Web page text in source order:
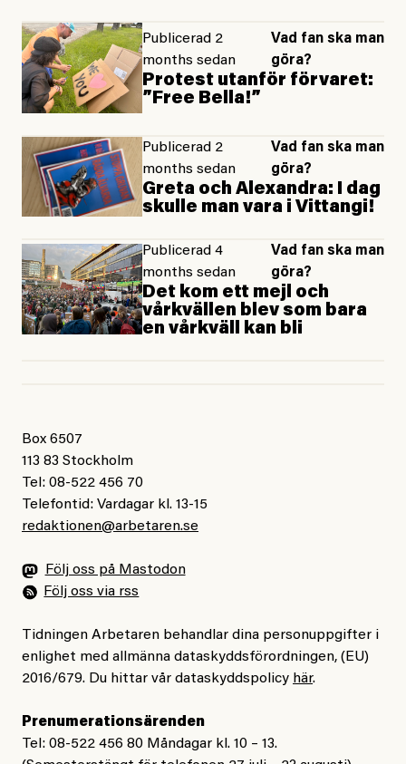
Publicerad 2
months sedan
Vad fan ska man
göra?
Protest utanför förvaret:
”Free Bella!”
Publicerad 2
months sedan
Vad fan ska man
göra?
Greta och Alexandra: I dag
skulle man vara i Vittangi!
Publicerad 4
months sedan
Vad fan ska man
göra?
Det kom ett mejl och
vårkvällen blev som bara
en vårkväll kan bli
Box 6507
113 83 Stockholm
Tel: 08-522 456 70
Telefontid: Vardagar kl. 13-15
redaktionen@arbetaren.se
Följ oss på Mastodon
Följ oss via rss
Tidningen Arbetaren behandlar dina personuppgifter i
enlighet med allmänna dataskyddsförordningen, (EU)
2016/679. Du hittar vår dataskyddspolicy här.
Prenumerationsärenden
Tel: 08-522 456 80 Måndagar kl. 10 – 13.